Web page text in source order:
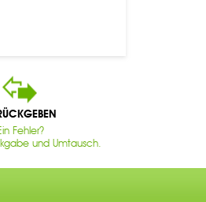
Fehler?
und Umtausch.